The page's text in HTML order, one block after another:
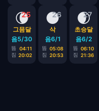
25
🌘
그믐달
음5/30
뜸
04:11
짐 20:02
26
🌑
삭
음6/1
뜸 05:08
짐 20:53
27
🌒
초승달
음6/2
뜸 06:10
짐 21:36